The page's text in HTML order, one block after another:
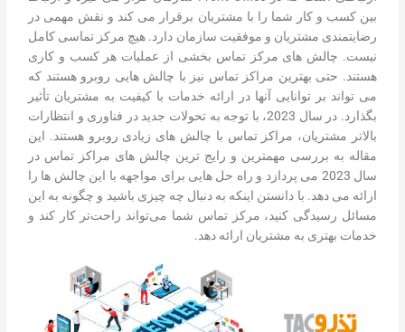
بین کسب و کار شما را با مشتریان برقرار می کند و نقش مهمی در
رضایتمندی مشتریان و موفقیت سازمان دارد. هیچ مرکز تماسی کامل
نیست. چالش های مرکز تماس بخشی از عملیات هر کسب و کاری
هستند. حتی بهترین مراکز تماس نیز با چالش هایی روبرو هستند که
می تواند بر توانایی آنها در ارائه خدمات با کیفیت به مشتریان تأثیر
بگذارد. در سال 2023، با توجه به تحولات جدید در فناوری و انتظارات
بالاتر مشتریان، مراکز تماس با چالش های زیادی روبرو هستند. این
مقاله به بررسی مهمترین و رایج ترین چالش های مراکز تماس در
سال 2023 می پردازد و راه حل هایی برای مواجهه با این چالش ها را
ارائه می دهد. با دانستن اینکه به دنبال چه چیزی باشید و چگونه به این
مسائل رسیدگی کنید، مرکز تماس شما می‌تواند راحت‌تر کار کند و
خدمات بهتری به مشتریان ارائه دهد.